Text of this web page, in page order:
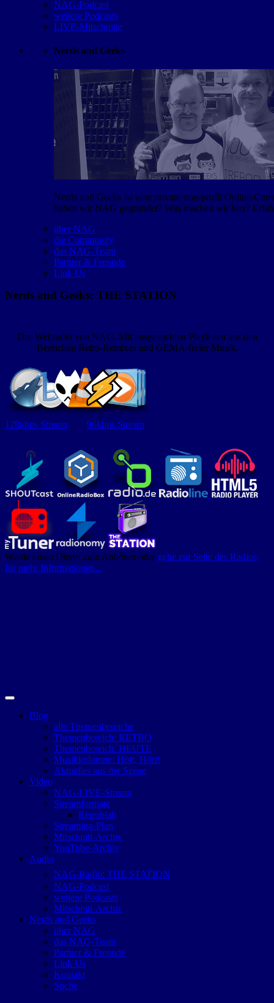
NAG-Podcast
weitere Podcasts
LIVE-Mitschnitte
Nerds and Geeks
Nerds and Geeks ist eine private non-profit Online-
haben wir NAG gegründet? Was machen wir hier?
über NAG
die Community
das NAG-Team
Partner & Freunde
Link Us
Nerds and Geeks: THE STATION
Das Webradio von NAG. Mit ausgesuchten Playlisten aus den
Bereichen Retro-Remixes und GEMA-freier Musik.
128kbps Stream 96kbps Stream
Wähle einen Dienst zum Anhören oder gehe zur Seite des Radios
für mehr Informationen...
Blog
alle Themenbereiche
Themenbereich: RETRO
Themenbereich: HEUTE
Musikkolumne: Hört, Hört!
Aktuelles aus der Szene
Video
NAG-LIVE-Stream
Streamformate
Retroblah
Streaming-Plan
Mitschnitt-Archiv
YouTube-Archiv
Audio
NAG-Radio: THE STATION
NAG-Podcast
weitere Podcasts
Mitschnitt-Archiv
Nerds and Geeks
über NAG
das NAG-Team
Partner & Freunde
Link Us
Kontakt
Suche